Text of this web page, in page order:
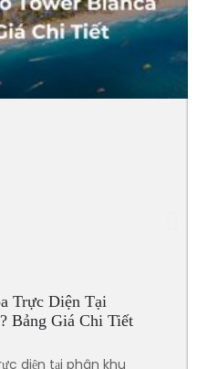
Trực Diện Tại
Bảng Giá Chi Tiết
diện tại phân khu